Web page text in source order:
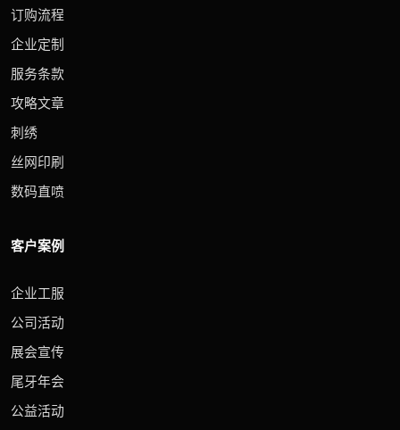
订购流程
企业定制
服务条款
攻略文章
刺绣
丝网印刷
数码直喷
客户案例
企业工服
公司活动
展会宣传
尾牙年会
公益活动